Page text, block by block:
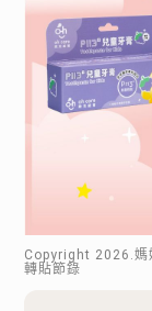
Copyright 2026 .
轉貼節錄